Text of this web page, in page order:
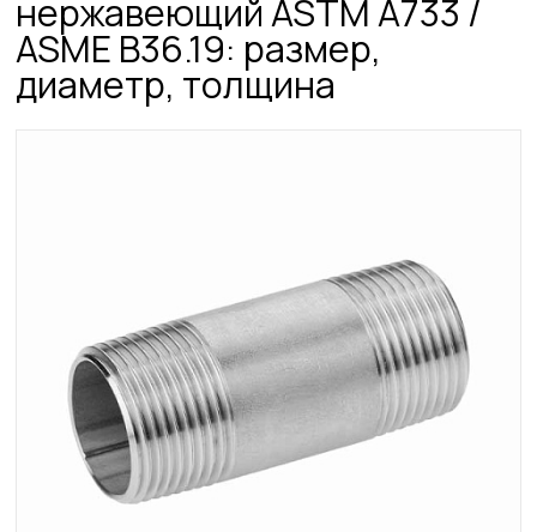
нержавеющий ASTM A733 /
ASME B36.19: размер,
диаметр, толщина